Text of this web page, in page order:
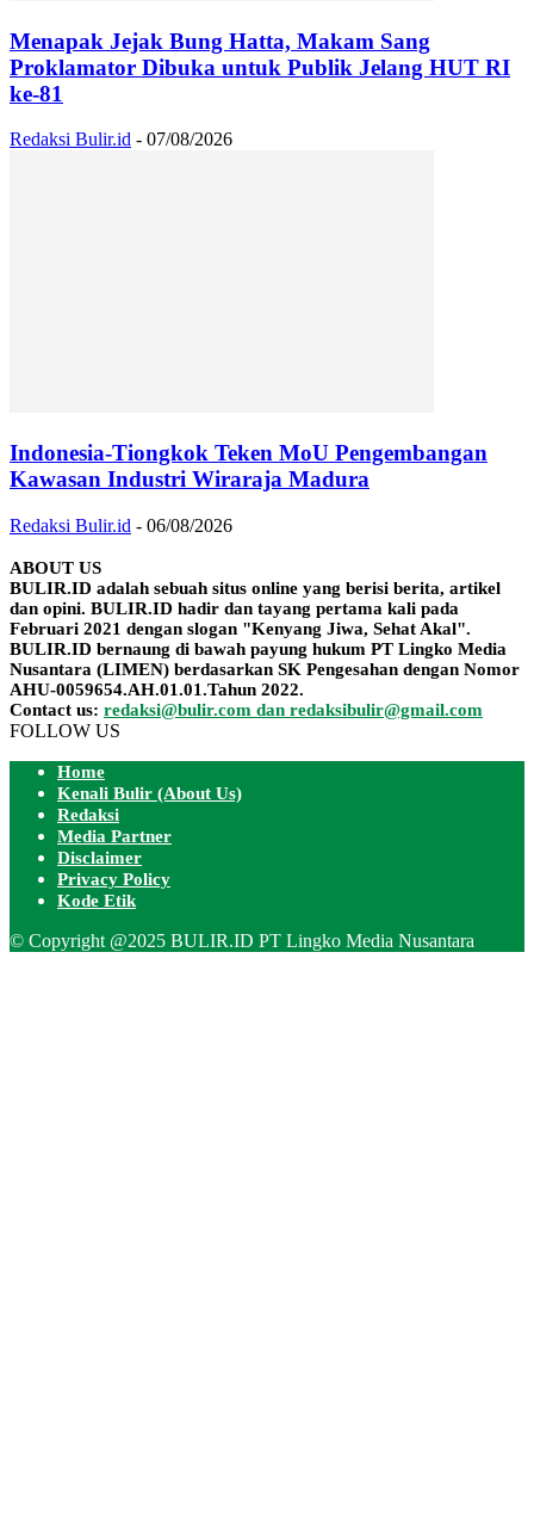
Menapak Jejak Bung Hatta, Makam Sang
Proklamator Dibuka untuk Publik Jelang HUT RI
ke-81
Redaksi Bulir.id - 07/08/2026
Indonesia-Tiongkok Teken MoU Pengembangan
Kawasan Industri Wiraraja Madura
Redaksi Bulir.id - 06/08/2026
ABOUT US
BULIR.ID adalah sebuah situs online yang berisi berita, artikel
dan opini. BULIR.ID hadir dan tayang pertama kali pada
Februari 2021 dengan slogan "Kenyang Jiwa, Sehat Akal".
BULIR.ID bernaung di bawah payung hukum PT Lingko Media
Nusantara (LIMEN) berdasarkan SK Pengesahan dengan Nomor
AHU-0059654.AH.01.01.Tahun 2022.
Contact us: redaksi@bulir.com dan redaksibulir@gmail.com
FOLLOW US
Home
Kenali Bulir (About Us)
Redaksi
Media Partner
Disclaimer
Privacy Policy
Kode Etik
© Copyright @2025 BULIR.ID PT Lingko Media Nusantara